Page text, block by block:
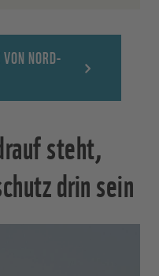
NORD-
steht,
drin sein